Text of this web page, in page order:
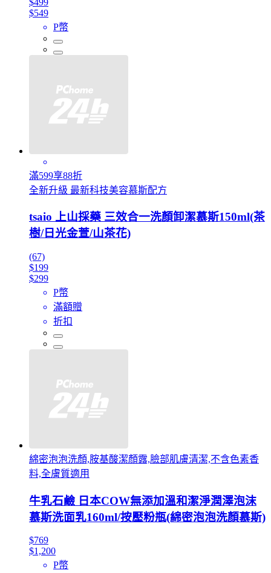
$549
P幣
滿599享88折
全新升級 最新科技美容慕斯配方
tsaio 上山採藥 三效合一洗顏卸潔慕斯150ml(茶
樹/日光金萱/山茶花)
(67)
$199
$299
P幣
滿額贈
折扣
綿密泡泡洗顏,胺基酸潔顏露,臉部肌膚清潔,不含色素香
料,全膚質適用
牛乳石鹼 日本COW無添加溫和潔淨潤澤泡沫
慕斯洗面乳160ml/按壓粉瓶(綿密泡泡洗顏慕斯)
$769
$1,200
P幣